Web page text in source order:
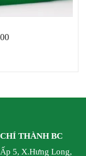
CHÍ THÀNH BC
5, X.Hưng Long,